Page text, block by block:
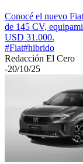
Conocé el nuevo
de 145 CV,
USD 31.000.
#Fiat#hibrido
Redacción El Cero
-20/10/25